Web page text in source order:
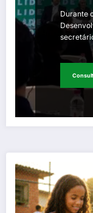
Durante